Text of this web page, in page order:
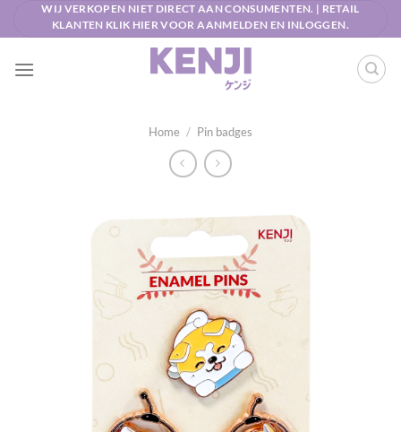
WIJ VERKOPEN NIET DIRECT AAN CONSUMENTEN. | RETAIL
KLANTEN KLIK HIER VOOR AANMELDEN EN INLOGGEN.
Home / Pin badges